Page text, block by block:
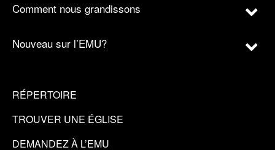
Comment nous grandissons
Nouveau sur l’EMU?
RÉPERTOIRE
TROUVER UNE ÉGLISE
DEMANDEZ À L’EMU